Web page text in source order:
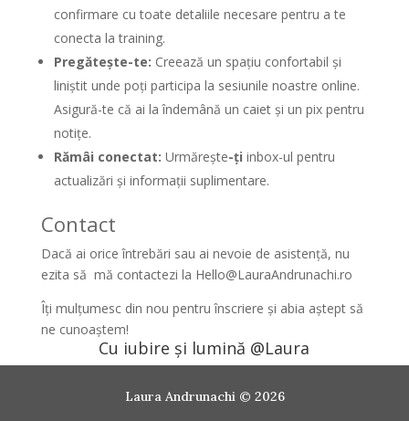
confirmare cu toate detaliile necesare pentru a te
conecta la training.
Pregătește-te: Creează un spațiu confortabil și
liniștit unde poți participa la sesiunile noastre online.
Asigură-te că ai la îndemână un caiet și un pix pentru
notițe.
Rămâi conectat: Urmărește-ți inbox-ul pentru
actualizări și informații suplimentare.
Contact
Dacă ai orice întrebări sau ai nevoie de asistență, nu
ezita să mă contactezi la Hello@LauraAndrunachi.ro
Îți mulțumesc din nou pentru înscriere și abia aștept să
ne cunoaștem!
Cu iubire și lumină @Laura
Laura Andrunachi © 2026